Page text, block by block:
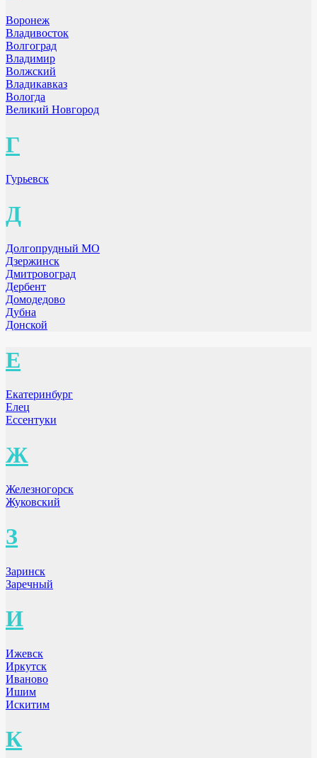
Воронеж
Владивосток
Волгоград
Владимир
Волжский
Владикавказ
Вологда
Великий Новгород
Г
Гурьевск
Д
Долгопрудный МО
Дзержинск
Дмитровоград
Дербент
Домодедово
Дубна
Донской
Е
Екатеринбург
Елец
Ессентуки
Ж
Железногорск
Жуковский
З
Заринск
Заречный
И
Ижевск
Иркутск
Иваново
Ишим
Искитим
К